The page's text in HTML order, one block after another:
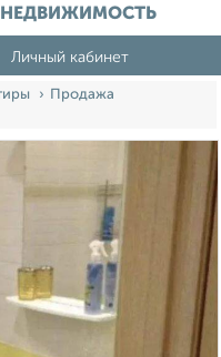
НЕДВИЖИМОСТЬ
Личный кабинет
Продажа